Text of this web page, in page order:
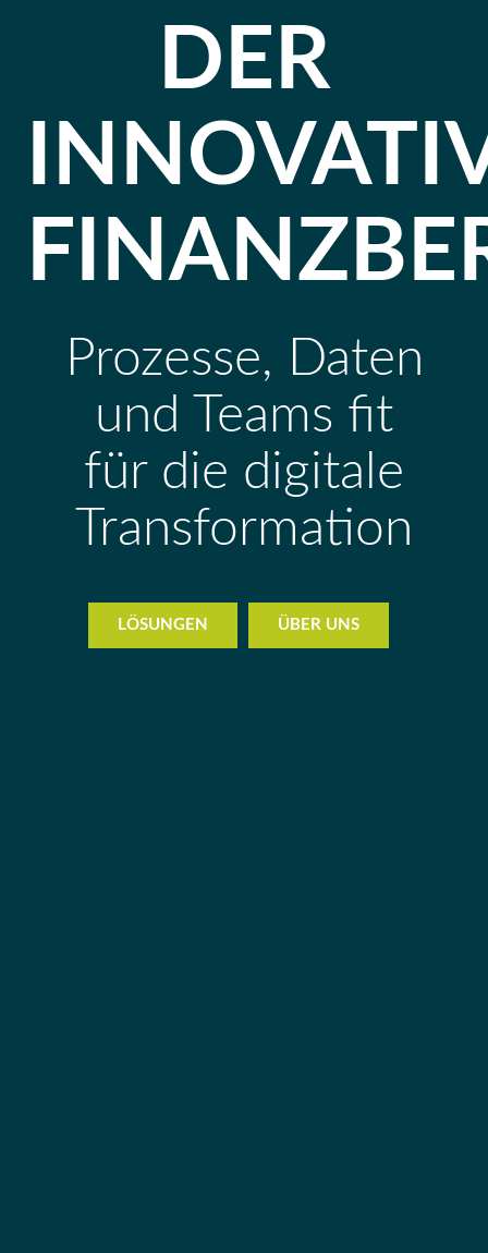
DER
Prozesse, Daten
und Teams fit
für die digitale
Transformation
LÖSUNGEN ÜBER UNS